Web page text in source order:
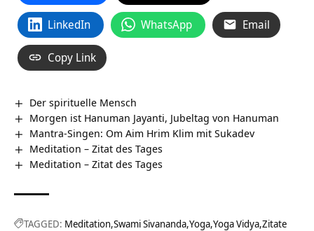
LinkedIn WhatsApp Email
Copy Link
Der spirituelle Mensch
Morgen ist Hanuman Jayanti, Jubeltag von Hanuman
Mantra-Singen: Om Aim Hrim Klim mit Sukadev
Meditation – Zitat des Tages
Meditation – Zitat des Tages
TAGGED: Meditation Swami Sivananda Yoga Yoga Vidya Zitate